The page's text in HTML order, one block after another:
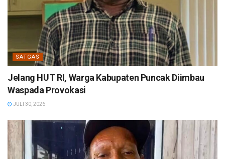
SATGAS
Jelang HUT RI, Warga Kabupaten Puncak Diimbau
Waspada Provokasi
JULI 30, 2026